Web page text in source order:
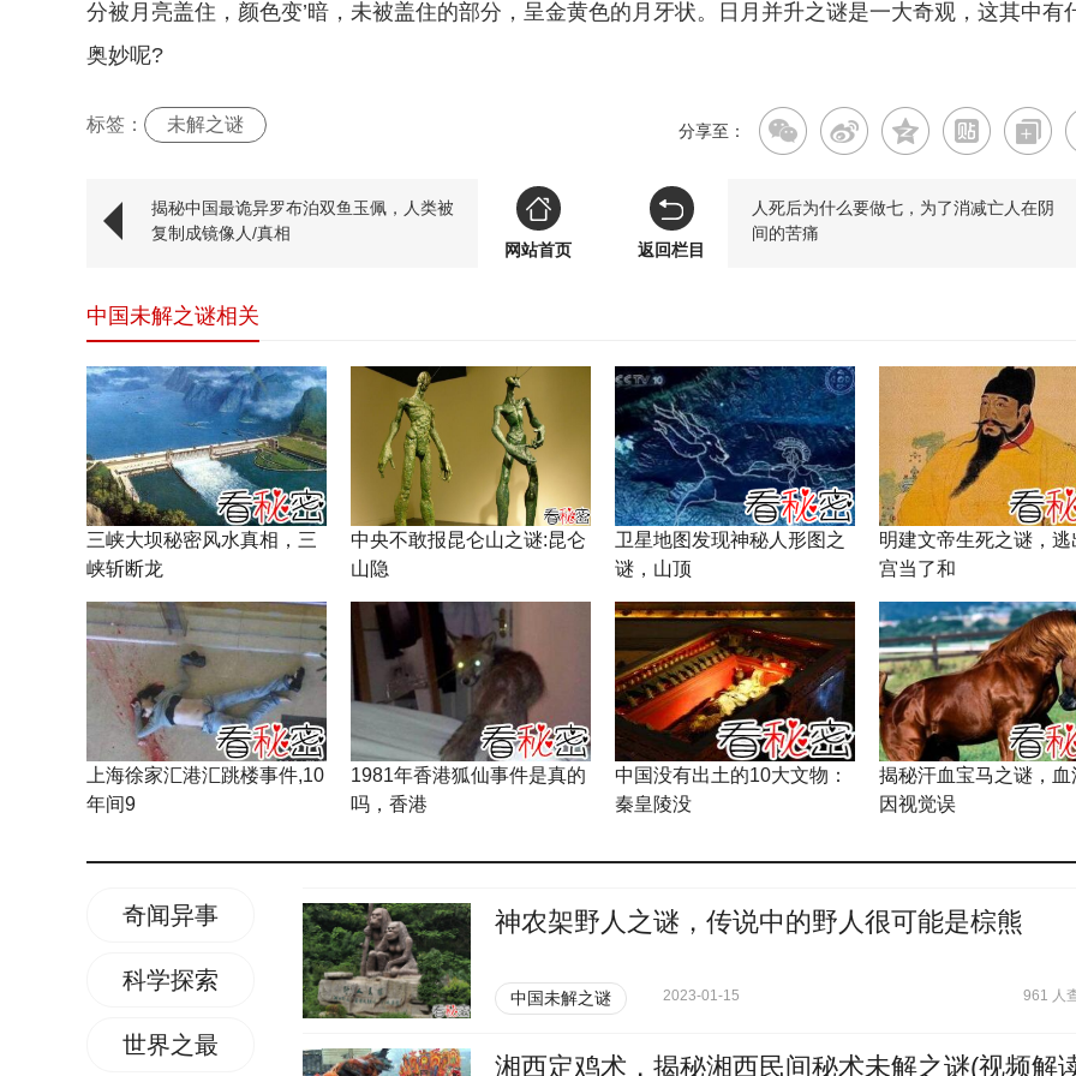
分被月亮盖住，颜色变’暗，未被盖住的部分，呈金黄色的月牙状。日月并升之谜是一大奇观，这其中有
奥妙呢?
标签： 未解之谜 分享至：
揭秘中国最诡异罗布泊双鱼玉佩，人类被
复制成镜像人/真相
人死后为什么要做七，为了消减亡人在阴
间的苦痛
网站首页
返回栏目
中国未解之谜相关
三峡大坝秘密风水真相，三
峡斩断龙
中央不敢报昆仑山之谜:昆仑
山隐
卫星地图发现神秘人形图之
谜，山顶
明建文帝生死之谜，逃
宫当了和
上海徐家汇港汇跳楼事件,10
年间9
1981年香港狐仙事件是真的
吗，香港
中国没有出土的10大文物：
秦皇陵没
揭秘汗血宝马之谜，血
因视觉误
奇闻异事
科学探索
世界之最
神农架野人之谜，传说中的野人很可能是棕熊
中国未解之谜 2023-01-15 961 人
湘西定鸡术，揭秘湘西民间秘术未解之谜(视频解